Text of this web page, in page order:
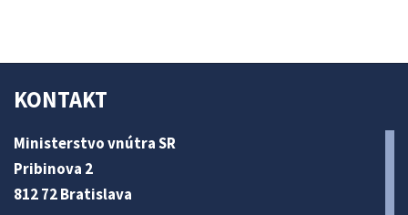
KONTAKT
Ministerstvo vnútra SR
Pribinova 2
812 72 Bratislava